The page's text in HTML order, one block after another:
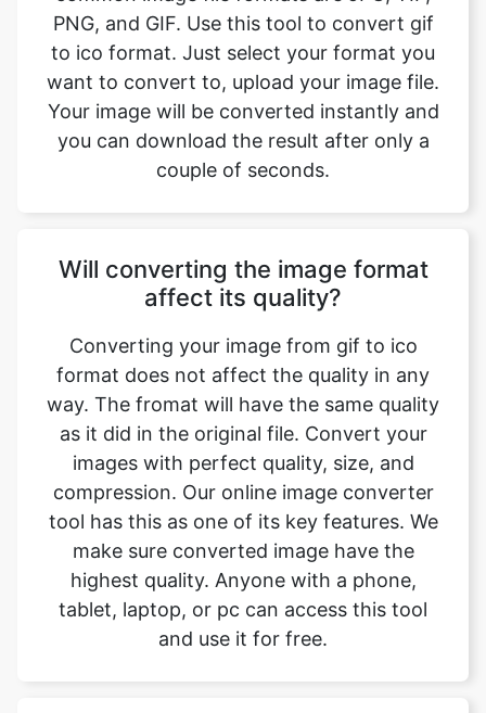
Your image will be converted instantly and
you can download the result after only a
couple of seconds.
Will converting the image format
format does not affect the quality in any
way. The fromat will have the same quality
as it did in the original file. Convert your
images with perfect quality, size, and
compression. Our online image converter
tool has this as one of its key features. We
make sure converted image have the
highest quality. Anyone with a phone,
tablet, laptop, or pc can access this tool
and use it for free.
Is there a charge for image